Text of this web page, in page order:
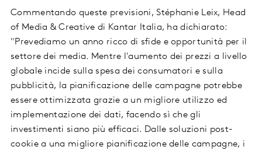
Commentando queste previsioni, Stéphanie Leix, Head
of Media & Creative di Kantar Italia, ha dichiarato:
"Prevediamo un anno ricco di sfide e opportunità per il
settore dei media. Mentre l'aumento dei prezzi a livello
globale incide sulla spesa dei consumatori e sulla
pubblicità, la pianificazione delle campagne potrebbe
essere ottimizzata grazie a un migliore utilizzo ed
implementazione dei dati, facendo sì che gli
investimenti siano più efficaci. Dalle soluzioni post-
cookie a una migliore pianificazione delle campagne, i